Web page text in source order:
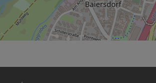
Fußbereichsmenü